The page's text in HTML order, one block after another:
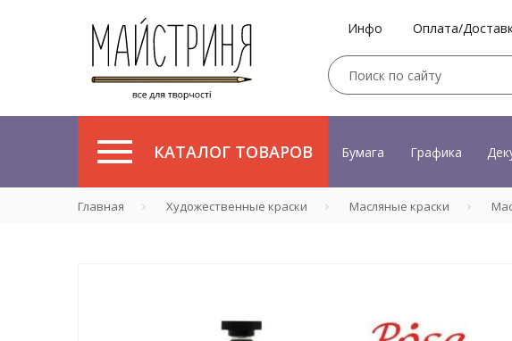
Инфо Оплата/
КАТАЛОГ ТОВАРОВ Бумага Графика
Главная Художественные краски Масляные краски